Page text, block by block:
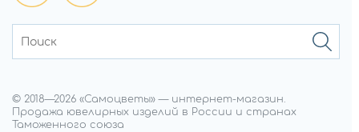
© 2018—2026 «Самоцветы» — интернет-магазин.
Продажа ювелирных изделий в России и странах
Таможенного союза